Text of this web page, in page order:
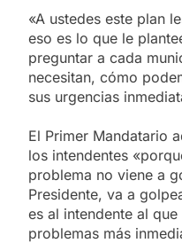
«A ustedes este plan
eso es lo que le
preguntar a cada
necesitan, cómo
sus urgencias
El Primer Mandatario
los intendentes
problema no viene a
Presidente, va a
es al intendente al
problemas más